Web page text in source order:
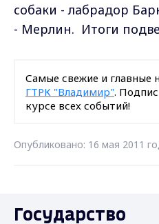
собаки - лабрадор
- Мерлин. Итоги
Самые свежие и главные
ГТРК "Владимир".
курсе всех событий!
Опубликовано: 16 мая 2011
Государство